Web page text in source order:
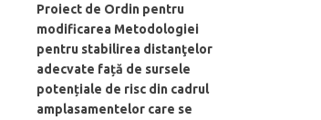
Proiect de Ordin pentru
modificarea Metodologiei
pentru stabilirea distanţelor
adecvate față de sursele
potențiale de risc din cadrul
amplasamentelor care se